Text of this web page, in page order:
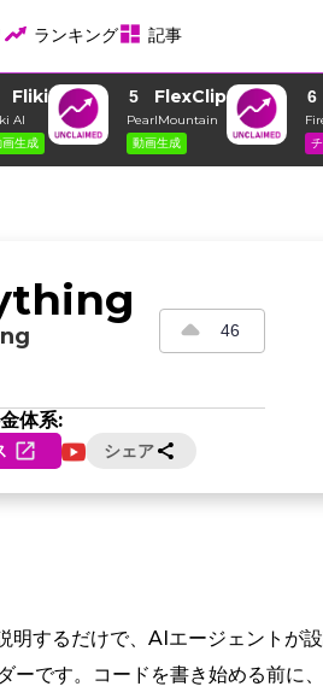
ランキング 記事
Fliki
AI
画生成
5 FlexClip
PearlMountain
動画生成
6
46
体系:
シェア
するだけで、AIエージェントが
です。コードを書き始める前に